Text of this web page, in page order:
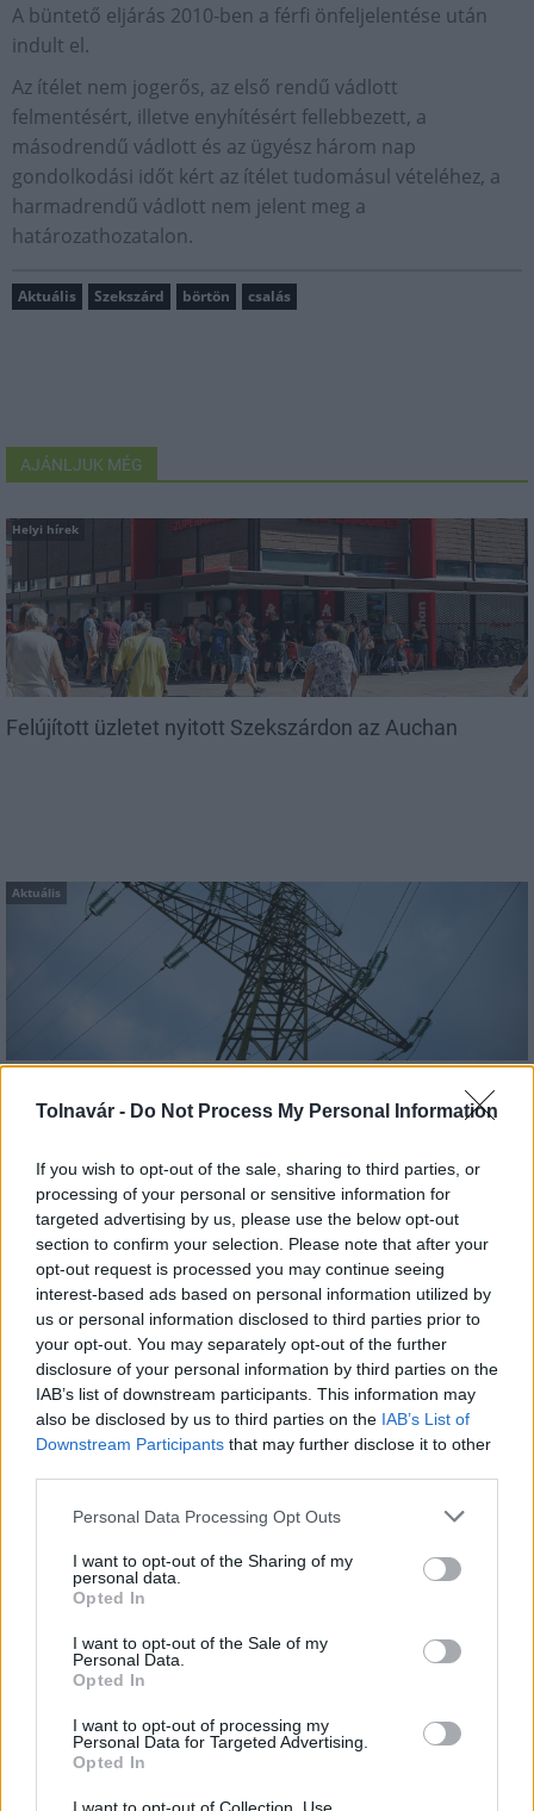
Tolnavár - Do Not Process My Personal Information
If you wish to opt-out of the sale, sharing to third parties, or
processing of your personal or sensitive information for
targeted advertising by us, please use the below opt-out
section to confirm your selection. Please note that after your
opt-out request is processed you may continue seeing
interest-based ads based on personal information utilized by
us or personal information disclosed to third parties prior to
your opt-out. You may separately opt-out of the further
disclosure of your personal information by third parties on the
IAB’s list of downstream participants. This information may
also be disclosed by us to third parties on the IAB’s List of
Downstream Participants that may further disclose it to other
Please note that this website/app uses one or more Google
not limited to your visit or usage behaviour. You may click to
grant or deny consent to Google and its third-party tags to
use your data for below specified purposes in below Google
consent section.
Personal Data Processing Opt Outs
I want to opt-out of the Sharing of my
personal data.
Opted In
I want to opt-out of the Sale of my
Personal Data.
Opted In
I want to opt-out of processing my
Personal Data for Targeted Advertising.
Opted In
A büntető eljárás 2010-ben a férfi önfeljelentése után
indult el.
Az ítélet nem jogerős, az első rendű vádlott
felmentésért, illetve enyhítésért fellebbezett, a
másodrendű vádlott és az ügyész három nap
gondolkodási időt kért az ítélet tudomásul vételéhez, a
harmadrendű vádlott nem jelent meg a
határozathozatalon.
Aktuális Szekszárd börtön csalás
AJÁNLJUK MÉG
Helyi hírek
Felújított üzletet nyitott Szekszárdon az Auchan
Aktuális
Energiaválság: az éjszakai fordulat bizakodásra ad okot
Paks: hétfőn és talán még kedden üzemben tartható
az utolsó turbina
MAGYAR ÉPÍTŐK